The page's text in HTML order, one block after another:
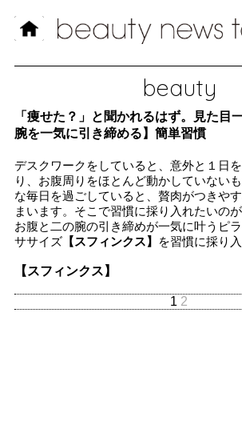
beauty
「痩せた？」と聞かれるはず。見た目
腕を一気に引き締める】簡単習慣
デスクワークをしていると、意外と１日
り、お腹周りをほとんど動かしていない
な毎日を過ごしていると、贅肉がつきや
まいます。そこで習慣に採り入れたいの
お腹と二の腕の引き締めが一気に叶うピ
ササイズ 【スフィンクス】 を習慣に採り
【スフィンクス】
1 2